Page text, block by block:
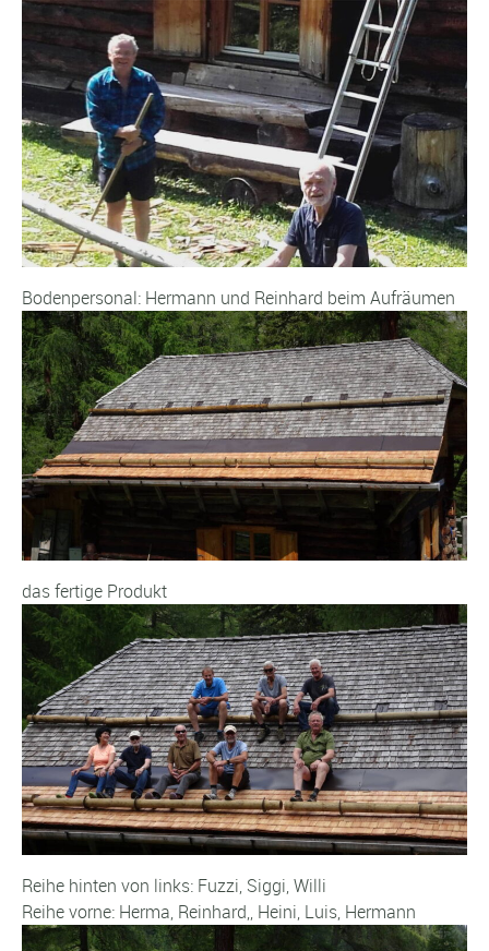
Bodenpersonal: Hermann und Reinhard beim Aufräumen
das fertige Produkt
Reihe hinten von links: Fuzzi, Siggi, Willi
Reihe vorne: Herma, Reinhard,, Heini, Luis, Hermann